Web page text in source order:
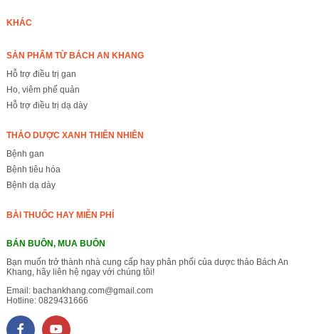
KHÁC
SẢN PHẨM TỪ BÁCH AN KHANG
Hỗ trợ điều trị gan
Ho, viêm phế quản
Hỗ trợ điều trị dạ dày
THẢO DƯỢC XANH THIÊN NHIÊN
Bệnh gan
Bệnh tiêu hóa
Bệnh dạ dày
BÀI THUỐC HAY MIỄN PHÍ
BÁN BUÔN, MUA BUÔN
Bạn muốn trở thành nhà cung cấp hay phân phối của dược thảo Bách An
Khang, hãy liên hệ ngay với chúng tôi!
Email: bachankhang.com@gmail.com
Hotline: 0829431666